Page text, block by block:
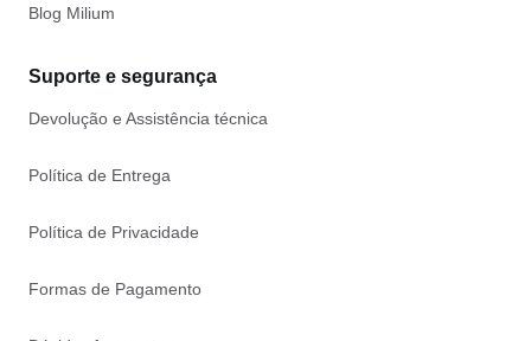
Blog Milium
Suporte e segurança
Devolução e Assistência técnica
Política de Entrega
Política de Privacidade
Formas de Pagamento